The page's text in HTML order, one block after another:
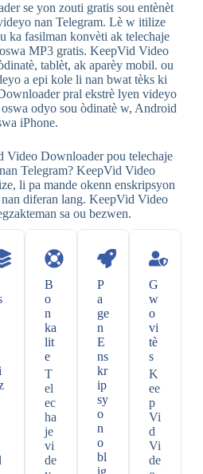
se yon zouti gratis sou entènèt
nan Telegram. Lè w itilize
ka fasilman konvèti ak telechaje
MP3 gratis. KeepVid Video
tablèt, ak aparèy mobil. ou
a epi kole li nan bwat tèks ki
pral ekstrè lyen videyo
odyo sou òdinatè w, Android
iPhone.
Video Downloader pou telechaje
Telegram? KeepVid Video
li pa mande okenn enskripsyon
diferan lang. KeepVid Video
sa ou bezwen.
B
o
n
ka
lit
e
T
el
ec
ha
je
vi
de
P
a
ge
n
E
ns
kr
ip
sy
o
n
o
bl
ig
G
w
o
vi
tè
s
K
ee
p
Vi
d
Vi
de